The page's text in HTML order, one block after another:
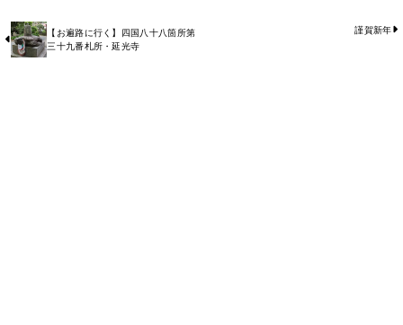
【お遍路に行く】四国八十八箇所第
三十九番札所・延光寺
謹賀新年